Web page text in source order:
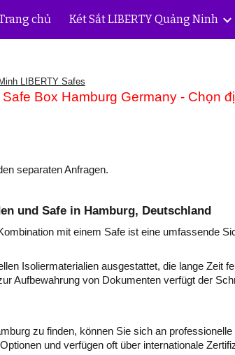
Skip to main content
chủ Két Sắt LIBERTY Quảng Ninh
LIBERTY Safes
Box Hamburg Germany - Chọn
separaten Anfragen.
und Safe in Hamburg, Deutschland
mit einem Safe ist eine umfassende
Isoliermaterialien ausgestattet, die lange Zeit
Aufbewahrung von Dokumenten verfügt der
zu finden, können Sie sich an
und verfügen oft über internationale